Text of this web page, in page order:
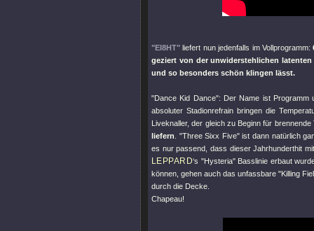
"EI8HT" liefert nun jedenfalls im Vollprogramm:
geziert von der unwiderstehlichen
und so besonders schön klingen lässt.
"Dance Kid Dance": Der Name ist Programm
absoluter Stadionrefrain bringen die
Liveknaller, der gleich zu Beginn für
liefern
"Three Sixx Five"ist dann natürlich
es nur passend, dass dieser Jahrhunderthit
LEPPARD‘s "Hysteria" Basslinie erbaut
können, gehen auch das unfassbare"Killing
durch die Decke.
Chapeau!